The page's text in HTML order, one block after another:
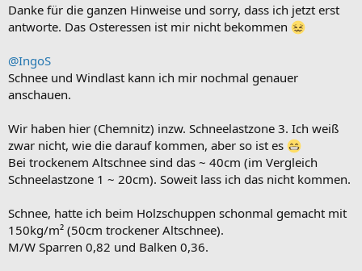
:
Danke für die ganzen Hinweise und sorry, dass ich jetzt erst
antworte. Das Osteressen ist mir nicht bekommen
@IngoS
Schnee und Windlast kann ich mir nochmal genauer
anschauen.
Wir haben hier (Chemnitz) inzw. Schneelastzone 3. Ich weiß
zwar nicht, wie die darauf kommen, aber so ist es
Bei trockenem Altschnee sind das ~ 40cm (im Vergleich
Schneelastzone 1 ~ 20cm). Soweit lass ich das nicht kommen.
Schnee, hatte ich beim Holzschuppen schonmal gemacht mit
150kg/m² (50cm trockener Altschnee).
M/W Sparren 0,82 und Balken 0,36.